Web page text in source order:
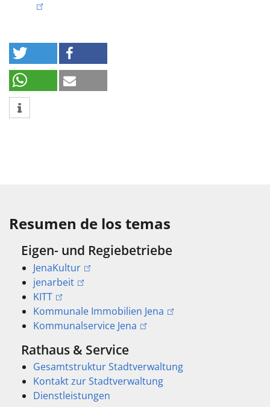
Resumen de los temas
Eigen- und Regiebetriebe
JenaKultur
jenarbeit
KITT
Kommunale Immobilien Jena
Kommunalservice Jena
Rathaus & Service
Gesamtstruktur Stadtverwaltung
Kontakt zur Stadtverwaltung
Dienstleistungen